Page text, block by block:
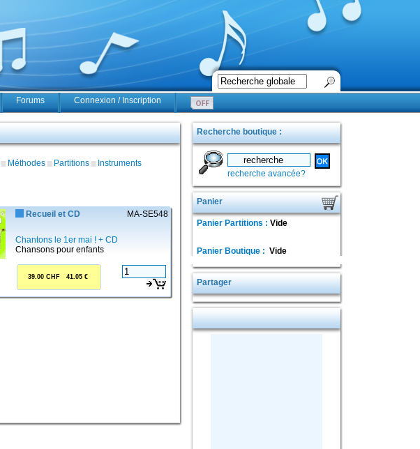
Forums Connexion / Inscription
Méthodes Partitions Instruments
Recueil et CD MA-SE548
Chantons le 1er mai ! + CD
Chansons pour enfants
39.00 CHF 41.05 €
Recherche boutique :
recherche avancée?
Panier
Panier Partitions : Vide
Panier Boutique : Vide
Partager